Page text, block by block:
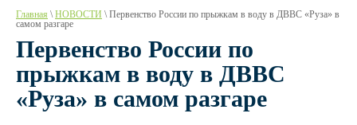
Главная \ НОВОСТИ \ Первенство России по прыжкам в воду в ДВВС «Руза» в
самом разгаре
Первенство России по
прыжкам в воду в ДВВС
«Руза» в самом разгаре